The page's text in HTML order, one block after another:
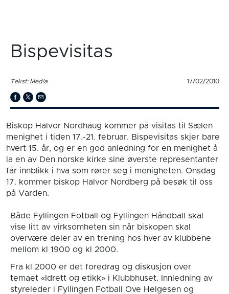
Bispevisitas
Tekst: Med!a 17/02/2010
Biskop Halvor Nordhaug kommer på visitas til Sælen
menighet i tiden 17.-21. februar. Bispevisitas skjer bare
hvert 15. år, og er en god anledning for en menighet å
la en av Den norske kirke sine øverste representanter
får innblikk i hva som rører seg i menigheten. Onsdag
17. kommer biskop Halvor Nordberg på besøk til oss
på Varden.
Både Fyllingen Fotball og Fyllingen Håndball skal
vise litt av virksomheten sin når biskopen skal
overvære deler av en trening hos hver av klubbene
mellom kl 1900 og kl 2000.
Fra kl 2000 er det foredrag og diskusjon over
temaet «Idrett og etikk» i Klubbhuset. Innledning av
styreleder i Fyllingen Fotball Ove Helgesen og